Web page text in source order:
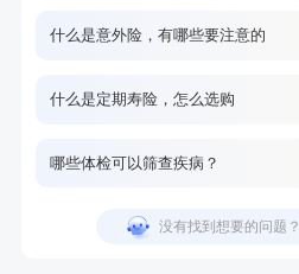
什么是意外险，有哪些要注意的
什么是定期寿险，怎么选购
哪些体检可以筛查疾病？
没有找到想要的问题？